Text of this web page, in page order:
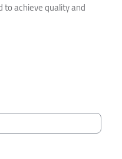
achieve quality and